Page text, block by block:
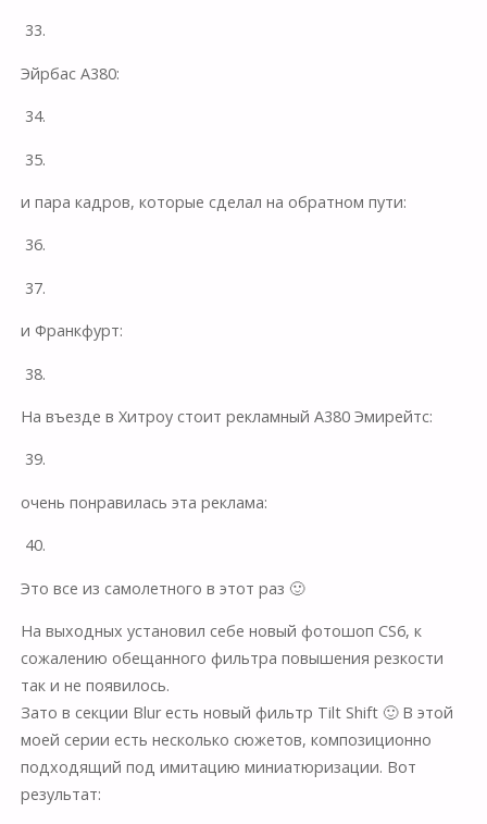
33.
Эйрбас А380:
34.
35.
и пара кадров, которые сделал на обратном пути:
36.
37.
и Франкфурт:
38.
На въезде в Хитроу стоит рекламный А380 Эмирейтс:
39.
очень понравилась эта реклама:
40.
Это все из самолетного в этот раз 🙂
На выходных установил себе новый фотошоп CS6, к
сожалению обещанного фильтра повышения резкости
так и не появилось.
Зато в секции Blur есть новый фильтр Tilt Shift 🙂 В этой
моей серии есть несколько сюжетов, композиционно
подходящий под имитацию миниатюризации. Вот
результат: